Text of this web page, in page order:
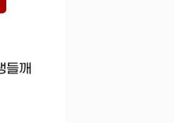
들깨